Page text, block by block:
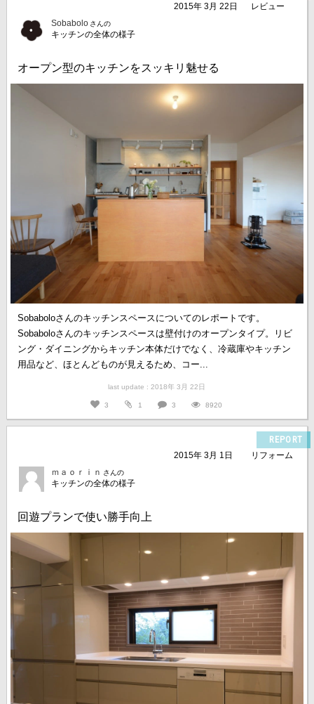
2015年 3月 22日
レビュー
Sobabolo さんの
キッチンの全体の様子
オープン型のキッチンをスッキリ魅せる
Sobaboloさんのキッチンスペースについてのレポートです。
Sobaboloさんのキッチンスペースは壁付けのオープンタイプ。リビ
ング・ダイニングからキッチン本体だけでなく、冷蔵庫やキッチン
用品など、ほとんどものが見えるため、コー...
last update : 2018年 3月 22日
3 1 3 8920
REPORT
2015年 3月 1日
リフォーム
ｍａｏｒｉｎ さんの
キッチンの全体の様子
回遊プランで使い勝手向上